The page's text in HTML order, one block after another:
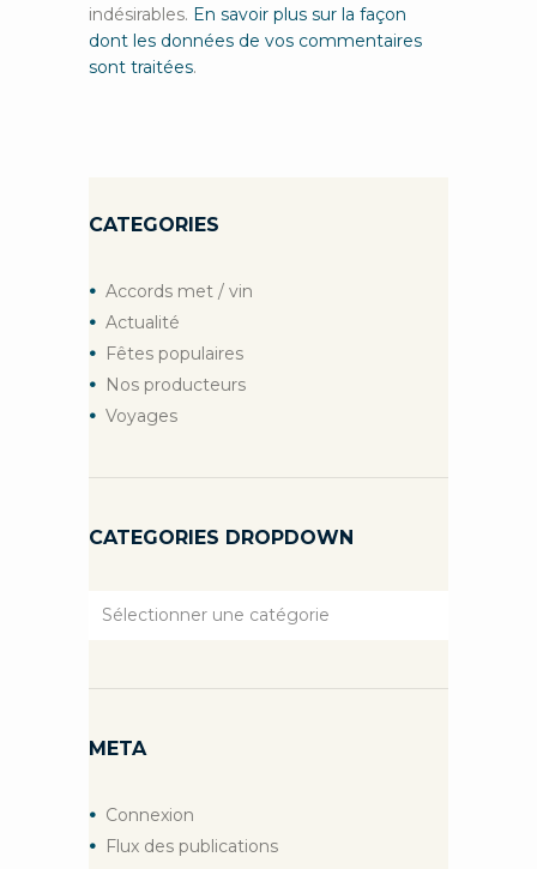
indésirables. En savoir plus sur la façon
dont les données de vos commentaires
sont traitées.
CATEGORIES
Accords met / vin
Actualité
Fêtes populaires
Nos producteurs
Voyages
CATEGORIES DROPDOWN
Categories
META
Connexion
Flux des publications